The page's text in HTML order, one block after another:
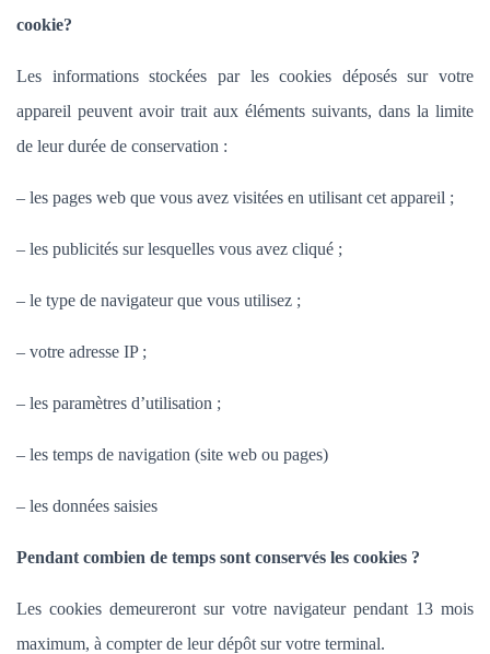
cookie?
Les informations stockées par les cookies déposés sur votre
appareil peuvent avoir trait aux éléments suivants, dans la limite
de leur durée de conservation :
– les pages web que vous avez visitées en utilisant cet appareil ;
– les publicités sur lesquelles vous avez cliqué ;
– le type de navigateur que vous utilisez ;
– votre adresse IP ;
– les paramètres d’utilisation ;
– les temps de navigation (site web ou pages)
– les données saisies
Pendant combien de temps sont conservés les cookies ?
Les cookies demeureront sur votre navigateur pendant 13 mois
maximum, à compter de leur dépôt sur votre terminal.